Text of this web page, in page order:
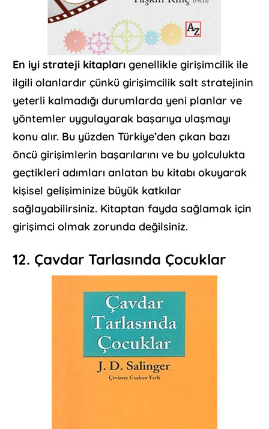
En iyi strateji kitaplarıgenellikle girişimcilik ile
ilgili olanlardır çünkü girişimcilik salt stratejinin
yeterli kalmadığı durumlarda yeni planlar ve
yöntemler uygulayarak başarıya ulaşmayı
konu alır. Bu yüzden Türkiye’den çıkan bazı
öncü girişimlerin başarılarını ve bu yolculukta
geçtikleri adımları anlatan bu kitabı okuyarak
kişisel gelişiminize büyük katkılar
sağlayabilirsiniz. Kitaptan fayda sağlamak için
girişimci olmak zorunda değilsiniz.
12. Çavdar Tarlasında Çocuklar